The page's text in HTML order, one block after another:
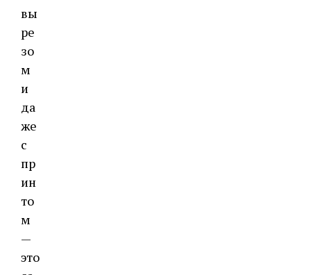
вы
ре
зо
м
и
да
же
с
пр
ин
то
м
—
это